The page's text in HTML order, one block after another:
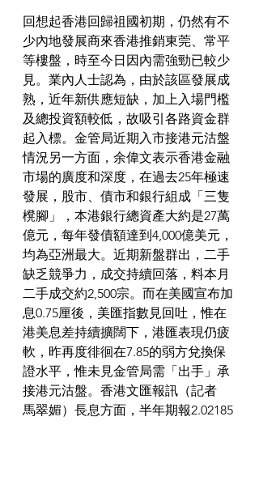
回想起香港回歸祖國初期，仍然有不
少內地發展商來香港推銷東莞、常平
等樓盤，時至今日因內需強勁已較少
見。業內人士認為，由於該區發展成
熟，近年新供應短缺，加上入場門檻
及總投資額較低，故吸引各路資金群
起入標。金管局近期入市接港元沽盤
情況另一方面，余偉文表示香港金融
市場的廣度和深度，在過去25年極速
發展，股市、債市和銀行組成「三隻
櫈腳」，本港銀行總資產大約是27萬
億元，每年發債額達到4,000億美元，
均為亞洲最大。近期新盤群出，二手
缺乏競爭力，成交持續回落，料本月
二手成交約2,500宗。而在美國宣布加
息0.75厘後，美匯指數見回吐，惟在
港美息差持續擴闊下，港匯表現仍疲
軟，昨再度徘徊在7.85的弱方兌換保
證水平，惟未見金管局需「出手」承
接港元沽盤。香港文匯報訊（記者
馬翠媚）長息方面，半年期報2.02185